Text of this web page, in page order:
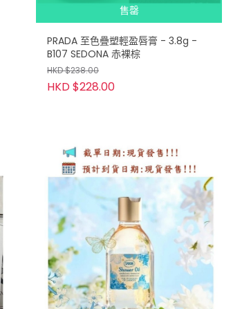
售罄
PRADA 至色疊塑輕盈唇膏 - 3.8g -
B107 SEDONA 赤裸棕
HKD $238.00
HKD $228.00